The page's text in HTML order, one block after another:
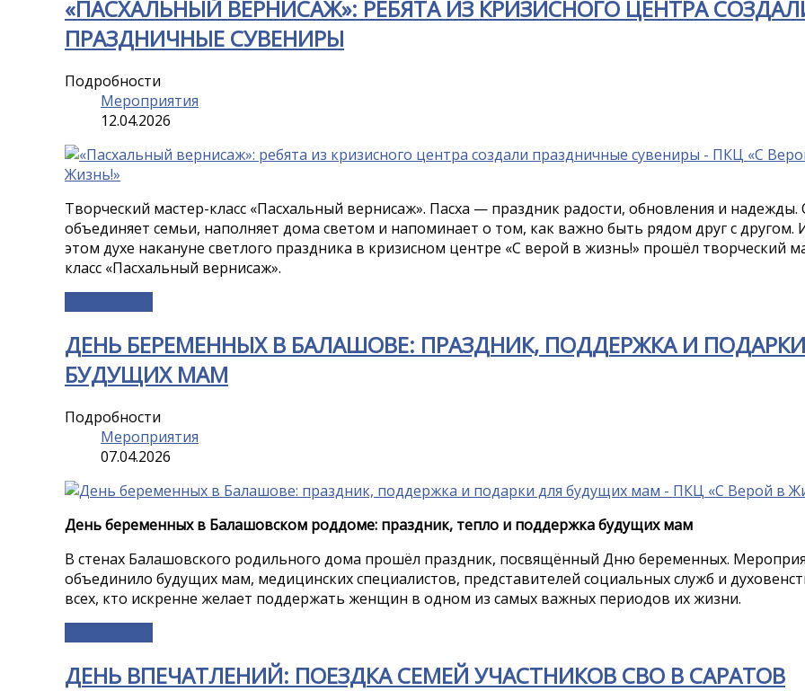
«ПАСХАЛЬНЫЙ ВЕРНИСАЖ»: РЕБЯТА ИЗ КРИЗИСНОГО ЦЕНТРА
ПРАЗДНИЧНЫЕ СУВЕНИРЫ
Подробности
Мероприятия
12.04.2026
Творческий мастер-класс «Пасхальный вернисаж». Пасха — праздник радости, обновления и надежды.
объединяет семьи, наполняет дома светом и напоминает о том, как важно быть рядом друг с другом.
этом духе накануне светлого праздника в кризисном центре «С верой в жизнь!» прошёл творческий
класс «Пасхальный вернисаж».
ДЕНЬ БЕРЕМЕННЫХ В БАЛАШОВЕ: ПРАЗДНИК, ПОДДЕРЖКА И
БУДУЩИХ МАМ
Подробности
Мероприятия
07.04.2026
День беременных в Балашовском роддоме: праздник, тепло и поддержка будущих мам
В стенах Балашовского родильного дома прошёл праздник, посвящённый Дню беременных.
объединило будущих мам, медицинских специалистов, представителей социальных служб и
всех, кто искренне желает поддержать женщин в одном из самых важных периодов их жизни.
ДЕНЬ ВПЕЧАТЛЕНИЙ: ПОЕЗДКА СЕМЕЙ УЧАСТНИКОВ СВО В САРАТОВ